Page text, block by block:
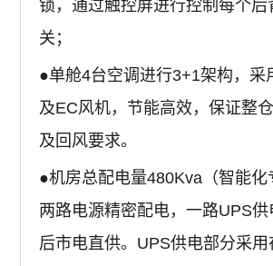
锁，通过触控屏进行控制每个后
关；
●单舱4台空调进行3+1架构，采
及EC风机，节能高效，保证整
及回风要求。
●机房总配电量480Kva（智能化
两路电源精密配电，一路UPS
后市电直供。UPS供电部分采